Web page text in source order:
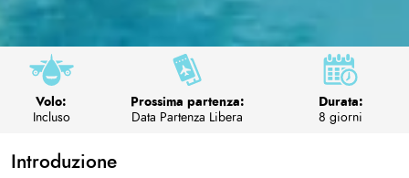
Volo:
Incluso
Prossima partenza:
Data Partenza Libera
Durata:
8 giorni
Introduzione